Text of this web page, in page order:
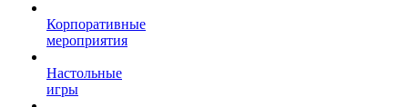
Корпоративные
мероприятия
Настольные
игры